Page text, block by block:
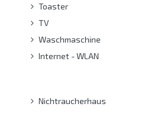
Toaster
TV
Waschmaschine
Internet - WLAN
Nichtraucherhaus